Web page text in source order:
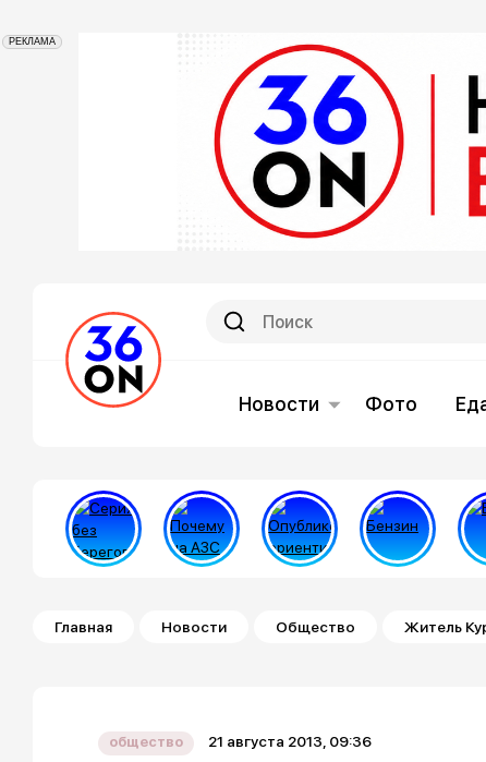
РЕКЛАМА
Новости Фото
Строка навигации
Главная Новости Общество Житель
общество 21 августа 2013, 09:36